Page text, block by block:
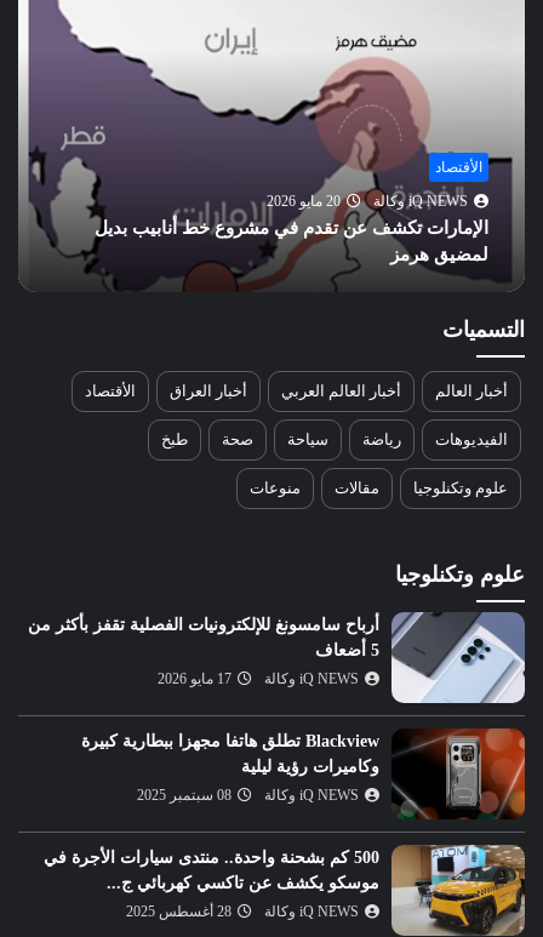
الأقتصاد
iQ NEWS وكالة
20 مايو 2026
الإمارات تكشف عن تقدم في مشروع خط أنابيب بديل
لمضيق هرمز
التسميات
أخبار العالم أخبار العالم العربي أخبار العراق الأقتصاد
الفيديوهات رياضة سياحة صحة طبخ
علوم وتكنلوجيا مقالات منوعات
علوم وتكنلوجيا
أرباح سامسونغ للإلكترونيات الفصلية تقفز بأكثر من
5 أضعاف
iQ NEWS وكالة 17 مايو 2026
Blackview تطلق هاتفا مجهزا ببطارية كبيرة
وكاميرات رؤية ليلية
iQ NEWS وكالة 08 سبتمبر 2025
500 كم بشحنة واحدة.. منتدى سيارات الأجرة في
موسكو يكشف عن تاكسي كهربائي ج...
iQ NEWS وكالة 28 أغسطس 2025